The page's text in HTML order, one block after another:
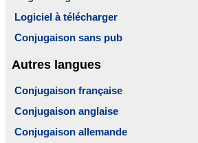
Logiciel à télécharger
Conjugaison sans pub
Autres langues
Conjugaison française
Conjugaison anglaise
Conjugaison allemande